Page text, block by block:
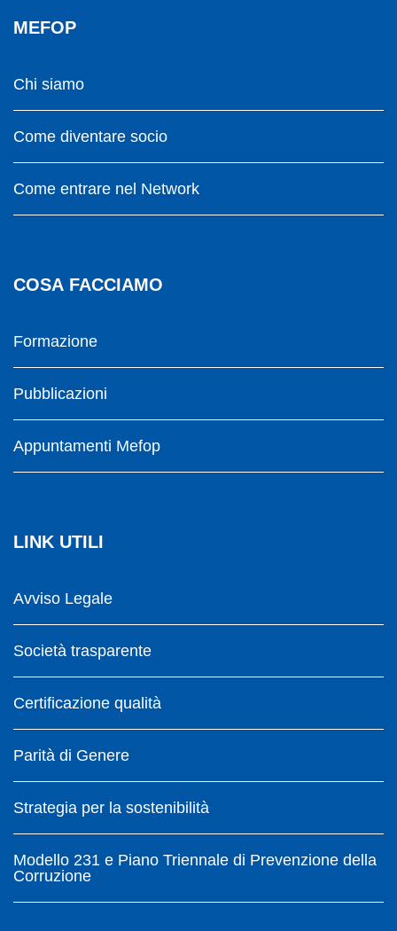
MEFOP
Chi siamo
Come diventare socio
Come entrare nel Network
COSA FACCIAMO
Formazione
Pubblicazioni
Appuntamenti Mefop
LINK UTILI
Avviso Legale
Società trasparente
Certificazione qualità
Parità di Genere
Strategia per la sostenibilità
Modello 231 e Piano Triennale di Prevenzione della
Corruzione